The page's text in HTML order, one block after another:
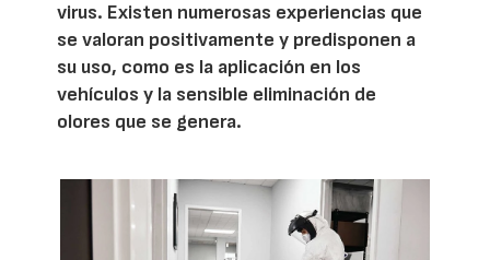
virus. Existen numerosas experiencias que
se valoran positivamente y predisponen a
su uso, como es la aplicación en los
vehículos y la sensible eliminación de
olores que se genera.